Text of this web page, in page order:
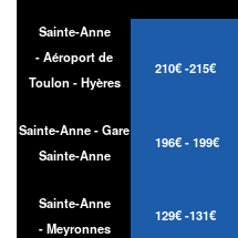
Sainte-Anne
- Aéroport de
Toulon - Hyères
210€ -215€
Sainte-Anne - Gare
Sainte-Anne
196€ - 199€
Sainte-Anne
- Meyronnes
129€ -131€